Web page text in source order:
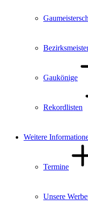
Gaukönige
Rekordlisten
Weitere
Termine
Unsere